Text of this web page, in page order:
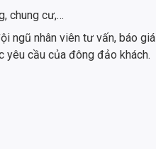
chung cư,…
ngũ nhân viên tư vấn, báo giá
cầu của đông đảo khách.